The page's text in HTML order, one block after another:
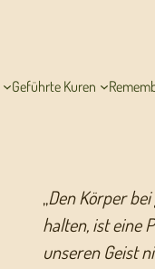
Geführte Kuren
„Den Körper
halten, ist eine
unseren Geist